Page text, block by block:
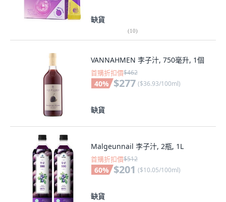
缺貨
(10)
VANNAHMEN 李子汁, 750毫升, 1個
首購折扣價$462
40% $277 ($36.93/100ml)
缺貨
Malgeunnail 李子汁, 2瓶, 1L
首購折扣價$512
60% $201 ($10.05/100ml)
缺貨